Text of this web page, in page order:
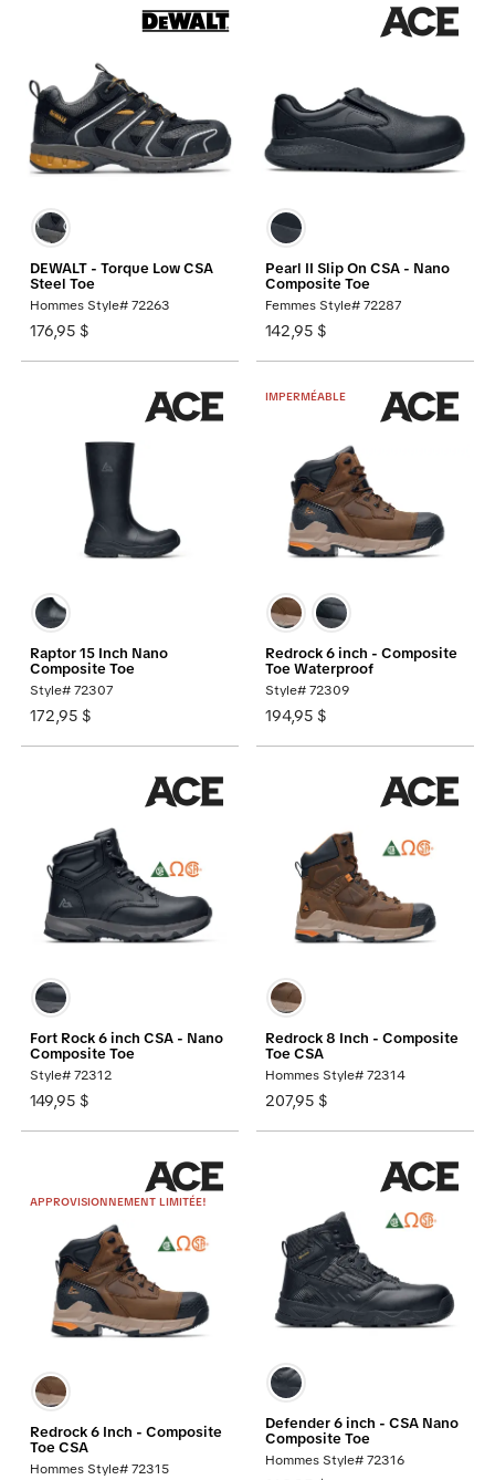
DEWALT - Torque Low CSA
Steel Toe
Hommes Style# 72263
176,95 $
Pearl II Slip On CSA - Nano
Composite Toe
Femmes Style# 72287
142,95 $
Raptor 15 Inch Nano
Composite Toe
Style# 72307
172,95 $
IMPERMÉABLE
Redrock 6 inch - Composite
Toe Waterproof
Style# 72309
194,95 $
Fort Rock 6 inch CSA - Nano
Composite Toe
Style# 72312
149,95 $
Redrock 8 Inch - Composite
Toe CSA
Hommes Style# 72314
207,95 $
APPROVISIONNEMENT LIMITÉE!
Redrock 6 Inch - Composite
Toe CSA
Hommes Style# 72315
Defender 6 inch - CSA Nano
Composite Toe
Hommes Style# 72316